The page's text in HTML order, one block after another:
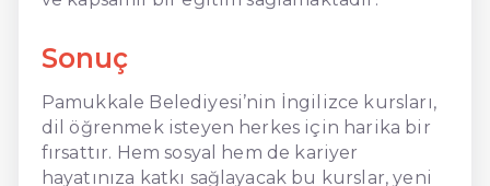
Sonuç
Pamukkale Belediyesi’nin İngilizce kursları,
dil öğrenmek isteyen herkes için harika bir
fırsattır. Hem sosyal hem de kariyer
hayatınıza katkı sağlayacak bu kurslar, yeni